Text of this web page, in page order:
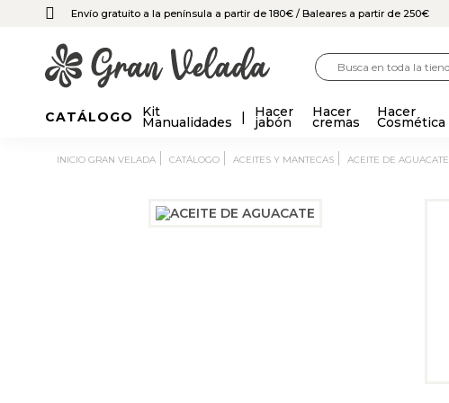
Envío gratuito a la península a partir de 180€ / Baleares a partir de 250€
CATÁLOGO Kit
Manualidades
Hacer
jabón
Hacer
cremas
Hacer
Cosmética
INICIO GRAN VELADA CATÁLOGO ACEITES Y MANTECAS ACEITE DE AGUACATE